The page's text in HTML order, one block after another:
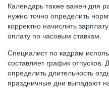
Календарь также важен для
нужно точно определить
корректно начислить
оплату по часовым ставкам.
Специалист по кадрам
составляет график
определить длительность
праздничные дни выпадают